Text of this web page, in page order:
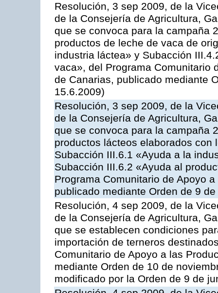
Resolución, 3 sep 2009, de la
de la Consejería de Agricultura,
que se convoca para la campaña
productos de leche de vaca de
industria láctea» y Subacción
vaca», del Programa Comunitario
de Canarias, publicado mediante
15.6.2009)
Resolución, 3 sep 2009, de la
de la Consejería de Agricultura,
que se convoca para la campaña
productos lácteos elaborados
Subacción III.6.1 «Ayuda a la
Subacción III.6.2 «Ayuda al
Programa Comunitario de Apoyo
publicado mediante Orden de 9
Resolución, 4 sep 2009, de la
de la Consejería de Agricultura,
que se establecen condiciones
importación de terneros
Comunitario de Apoyo a las
mediante Orden de 10 de
modificado por la Orden de 9 de